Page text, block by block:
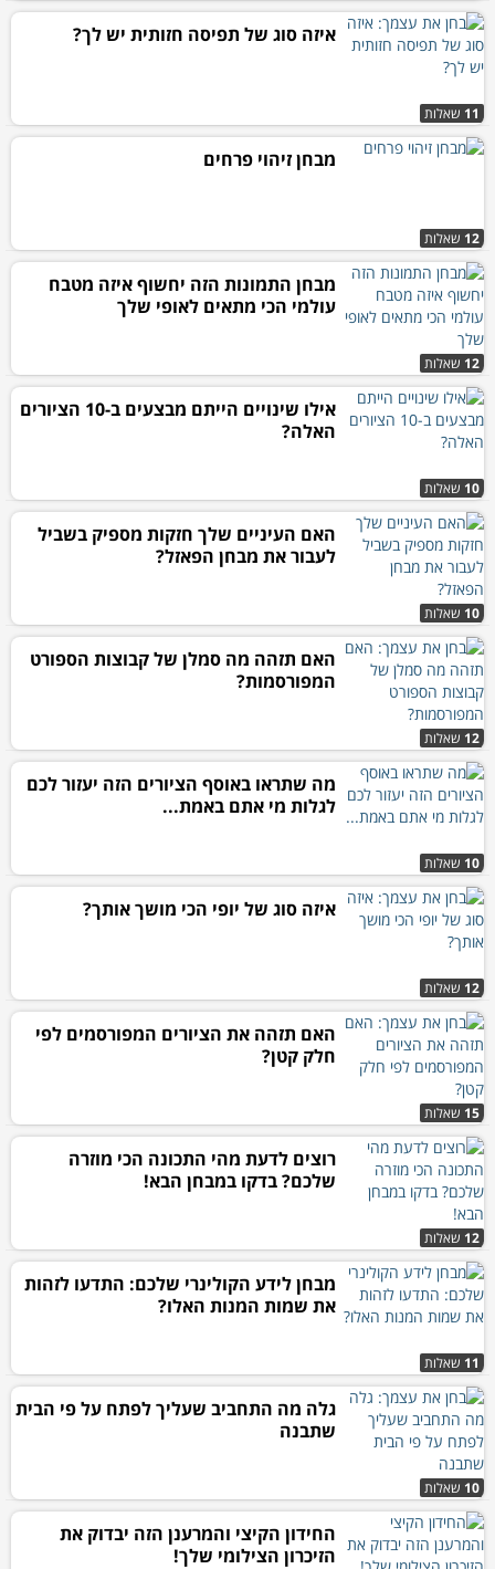
11 שאלות
איזה סוג של תפיסה חזותית יש לך?
12 שאלות
מבחן זיהוי פרחים
12 שאלות
מבחן התמונות הזה יחשוף איזה מטבח
עולמי הכי מתאים לאופי שלך
10 שאלות
אילו שינויים הייתם מבצעים ב-10 הציורים
האלה?
10 שאלות
האם העיניים שלך חזקות מספיק בשביל
לעבור את מבחן הפאזל?
12 שאלות
האם תזהה מה סמלן של קבוצות הספורט
המפורסמות?
10 שאלות
מה שתראו באוסף הציורים הזה יעזור לכם
לגלות מי אתם באמת...
12 שאלות
איזה סוג של יופי הכי מושך אותך?
15 שאלות
האם תזהה את הציורים המפורסמים לפי
חלק קטן?
12 שאלות
רוצים לדעת מהי התכונה הכי מוזרה
שלכם? בדקו במבחן הבא!
11 שאלות
מבחן לידע הקולינרי שלכם: התדעו לזהות
את שמות המנות האלו?
10 שאלות
גלה מה התחביב שעליך לפתח על פי הבית
שתבנה
החידון הקיצי והמרענן הזה יבדוק את
הזיכרון הצילומי שלך!